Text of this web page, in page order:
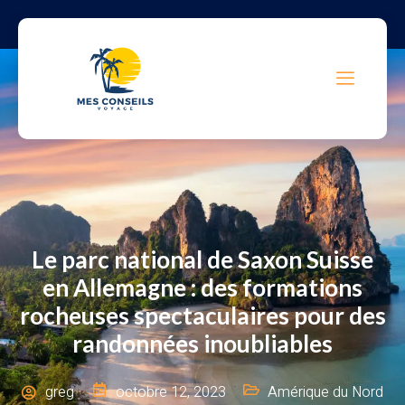
Le parc national de Saxon Suisse
en Allemagne : des formations
rocheuses spectaculaires pour des
randonnées inoubliables
greg octobre 12, 2023 Amérique du Nord